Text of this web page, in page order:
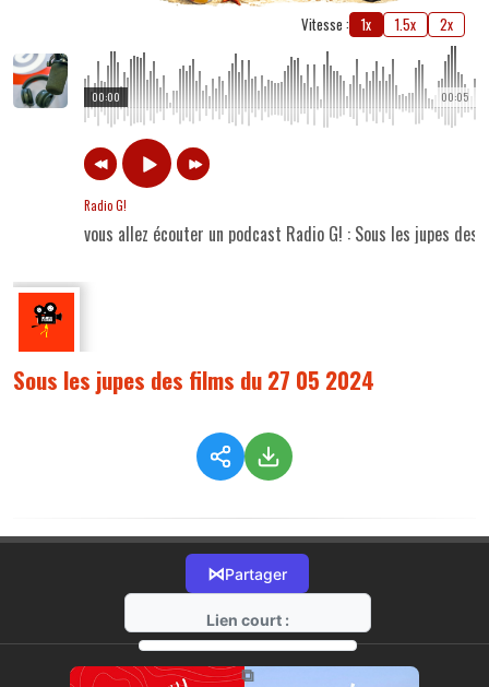
Vitesse : 1x 1.5x 2x
00:05
00:00
Radio G!
vous allez écouter un podcast Radio G! : Sous les jupes
Sous les jupes des films du 27 05 2024
⋈Partager
Lien court :
https://radio-g.fr?14864
⧉